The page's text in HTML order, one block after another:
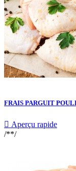
FRAIS PARGUIT
 Aperçu rapide
/**/